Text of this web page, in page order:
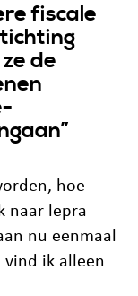
fiscale
de
hoe
naar lepra
nu eenmaal
vind ik alleen